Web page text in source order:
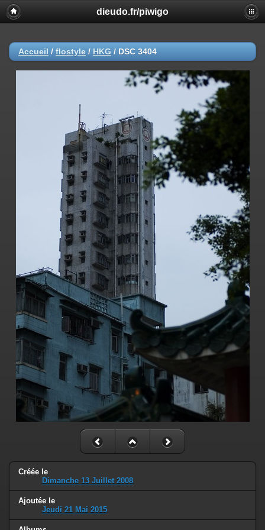
dieudo.fr/piwigo
Accueil / flostyle / HKG / DSC 3404
Créée le
Dimanche 13 Juillet 2008
Ajoutée le
Jeudi 21 Mai 2015